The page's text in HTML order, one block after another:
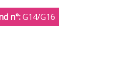
n°:G14/G16